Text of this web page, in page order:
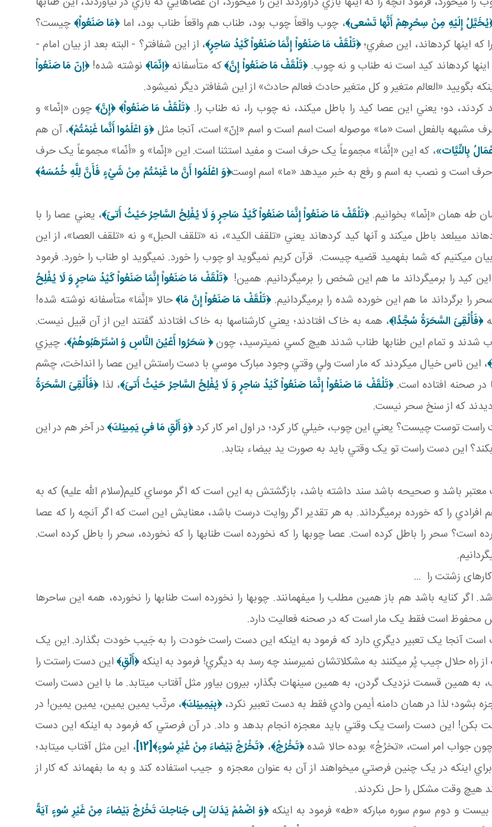
إِلَيْهِ مِنْ سِحْرِهِمْ أَنَّها تَسْعى‏﴾، چوب واقعاً چوب بود، طناب هم واقعاً طناب بود، اما﴿مَا صَنَعُواْ‏﴾ چيست؟
اينها کرده اند، اين صغري؛﴿تَلْقَفْ مَا صَنَعُواْ إِنَّمَا صَنَعُواْ كَيْدُ سَاحِرٍ‏﴾، از اين شفاف تر؟ - البته بعد از بيان امام -
اينها کرده اند کيد است نه طناب و نه چوب.﴿تَلْقَفْ مَا صَنَعُواْ إِنَّ﴾که متأسفانه﴿إنّمَا﴾نوشته شده!﴿إنّ مَا صَنَعُواْ
بگوييد «العالم متغير و کل متغير حادث فعالم حادث» از اين شفاف تر ديگر نمي شود.
کردند، دو؛ يعني اين عصا کيد را باطل مي کند، نه چوب را، نه طناب را.﴿تَلْقَفْ مَا صَنَعُواْ﴾ ﴿إِنَّ﴾ چون «إنّما» و
حرف مشبهه بالفعل است «ما» موصوله است اسم است و اسم «إنّ» است، آنجا مثل﴿وَ اعْلَمُوا أَنَّما غَنِمْتُمْ﴾، آن هم
بِالنِّيَّات‏»، که اين «إنَّمَا» مجموعاً يک حرف است و مفيد استثنا است. اين «إنّما» و «أنّما» مجموعاً يک حرف
است و نصب به اسم و رفع به خبر مي دهد «ما» اسم اوست﴿وَ اعْلَمُوا أَنَّ ما غَنِمْتُمْ مِنْ شَيْ‏ءٍ فَأَنَّ لِلَّهِ خُمُسَهُ﴾
طه همان «إنّما» بخوانيم.‏﴿تَلْقَفْ مَا صَنَعُواْ إِنَّمَا صَنَعُواْ كَيْدُ سَاحِرٍ وَ لَا يُفْلِحُ السَّاحِرُ حَيْثُ أَتىَ‏﴾، يعني عصا را با
مي بلعد باطل مي کند و آنها کيد کرده اند يعني «تلقف الکيد»، نه «تلقف الحبل» و نه «تلقف العصا»، از اين
مي کنيم که شما بفهميد قضيه چيست. قرآن کريم نمي گويد او چوب را خورد. نمي گويد او طناب را خورد. فرمود
کيد را برمي گرداند ما هم اين شخص را برمي گردانيم. همين! ﴿تَلْقَفْ مَا صَنَعُواْ إِنَّمَا صَنَعُواْ كَيْدُ سَاحِرٍ وَ لَا يُفْلِحُ
را برگرداند ما هم اين خورده شده را برمي گردانيم.﴿تَلْقَفْ مَا صَنَعُواْ إِنَّ مَا﴾حالا «إنَّمَا» متأسفانه نوشته شده!
﴿فَأُلْقِىَ السَّحَرَةُ سُجَّدًا﴾‏، همه به خاک افتادند؛ يعني کارشناس ها به خاک افتادند گفتند اين از آن قبيل نيست.
شدند و تمام اين طناب ها طناب شدند هيچ کسي نمي ترسيد، چون﴿ سَحَرُوا أَعْيُنَ النَّاسِ وَ اسْتَرْهَبُوهُمْ‏﴾، چيزي
، اين ناس خيال مي کردند که مار است ولي وقتي وجود مبارک موسي با دست راستش اين عصا را انداخت، چشم
در صحنه افتاده است.﴿تَلْقَفْ مَا صَنَعُواْ إِنَّمَا صَنَعُواْ كَيْدُ سَاحِرٍ وَ لَا يُفْلِحُ السَّاحِرُ حَيْثُ أَتىَ‏﴾، لذا﴿فَأُلْقِىَ السَّحَرَةُ
که از سنخ سحر نيست.
راست توست چيست؟ يعني اين چوب، خيلي کار کرد؛ در اول امر کار کرد﴿وَ أَلْقِ مَا فىِ يَمِينِكَ﴾در آخر هم در اين
اين دست راست تو يک وقتي بايد به صورت يد بيضاء بتابد.
باشد و صحيحه باشد سند داشته باشد، بازگشتش به اين است که اگر موساي کليم(سلام الله عليه) که به
را که خورده برمي گرداند. به هر تقدير اگر روايت درست باشد، معنايش اين است که اگر آنچه را که عصا
است؟ سحر را باطل کرده است. عصا چوب ها را که نخورده است طناب ها را که نخورده، سحر را باطل کرده است.
زشتت را ...
کنايه باشد هم باز همين مطلب را مي فهمانند. چوب ها را نخورده است طناب­ها را نخورده، همه اين ساحرها
محفوظ است فقط يک مار است که در صحنه فعاليت دارد.
آنجا يک تعبير ديگري دارد که فرمود به اينکه اين دست راست خودت را به جَيب خودت بگذارد. اين يک
حلال جِيب پُر مي کنند به مشکلاتشان نمي رسند چه رسد به ديگري! فرمود به اينکه﴿أَلْقِ﴾اين دست راستت را
همين قسمت نزديک گردن، به همين سينه ات بگذار، بيرون بياور مثل آفتاب مي تابد. ما با اين دست راست
بشود؛ لذا در همان دامنه أيمن وادي فقط به دست تعبير نکرد،﴿بِيَمِينِكَ﴾، مرتّب يمين يمين، يمين يمين! در
بکن! اين دست راست يک وقتي بايد معجزه انجام بدهد و داد. در آن فرصتي که فرمود به اينکه اين دست
جواب امر است، «تخرُجُ» بوده حالا شده﴿تَخْرُجْ﴾،﴿تَخْرُجْ بَيْضاءَ مِنْ غَيْرِ سُوءٍ﴾[12]
، اين مثل آفتاب مي تابد؛
اينکه در يک چنين فرصتي مي خواهند از آن به عنوان معجزه و جيب استفاده کند و به ما بفهماند که کار از
هيچ وقت مشکل را حل نکردند.
و دوم سوم سوره مبارکه «طه» فرمود به اينکه﴿وَ اضْمُمْ يَدَكَ إِلى‏ جَناحِكَ تَخْرُجْ بَيْضاءَ مِنْ غَيْرِ سُوءٍ آيَةً